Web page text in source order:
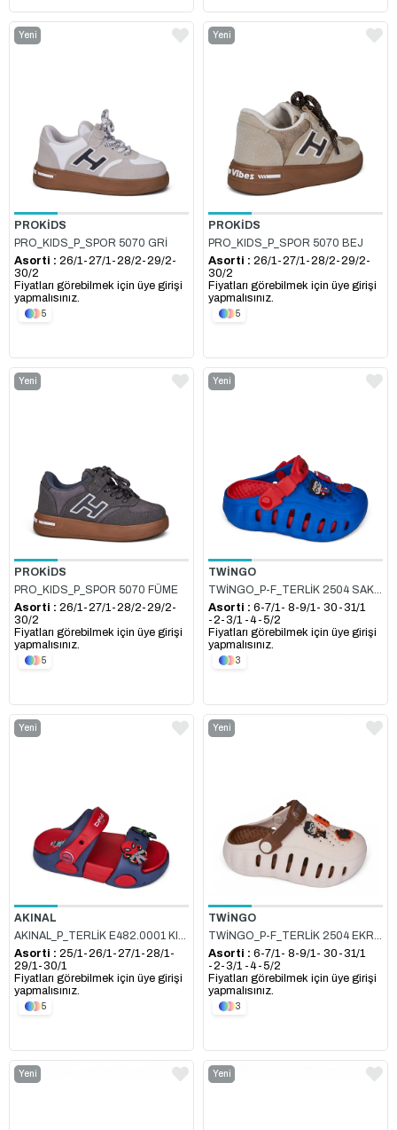
PROKİDS
PRO_KIDS_P_SPOR 5070 GRİ
Yeni
Asorti : 26/1-27/1-28/2-29/2-
30/2
Fiyatları görebilmek için üye girişi
yapmalısınız.
5
PROKİDS
PRO_KIDS_P_SPOR 5070 BEJ
Yeni
Asorti : 26/1-27/1-28/2-29/2-
30/2
Fiyatları görebilmek için üye girişi
yapmalısınız.
5
PROKİDS
PRO_KIDS_P_SPOR 5070 FÜME
Yeni
Asorti : 26/1-27/1-28/2-29/2-
30/2
Fiyatları görebilmek için üye girişi
yapmalısınız.
5
TWİNGO
Yeni
Asorti : 6-7/1- 8-9/1- 30-31/1
-2-3/1 -4-5/2
Fiyatları görebilmek için üye girişi
yapmalısınız.
3
AKINAL
AKINAL_P_TERLİK E482.0001 KIRMIZI_LACİ
Yeni
Asorti : 25/1-26/1-27/1-28/1-
29/1-30/1
Fiyatları görebilmek için üye girişi
yapmalısınız.
5
TWİNGO
TWİNGO_P-F_TERLİK 2504 EKRU_TABA
Yeni
Asorti : 6-7/1- 8-9/1- 30-31/1
-2-3/1 -4-5/2
Fiyatları görebilmek için üye girişi
yapmalısınız.
3
Yeni
Yeni